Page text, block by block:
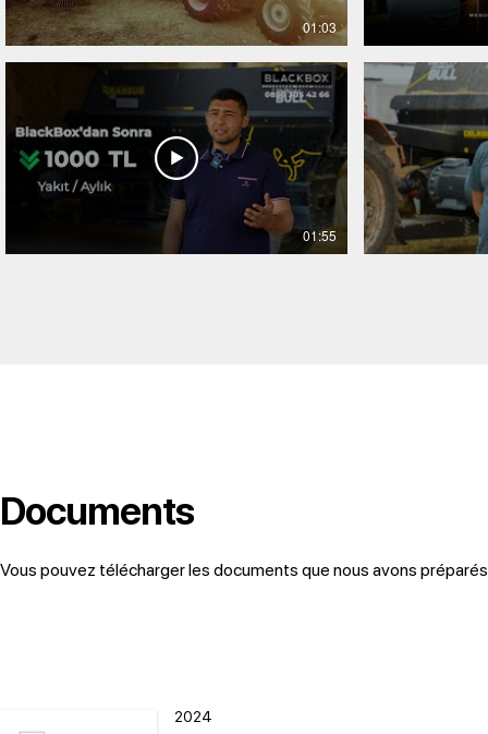
01:03
01:55
Documents
Vous pouvez télécharger les documents que nous avons
2024